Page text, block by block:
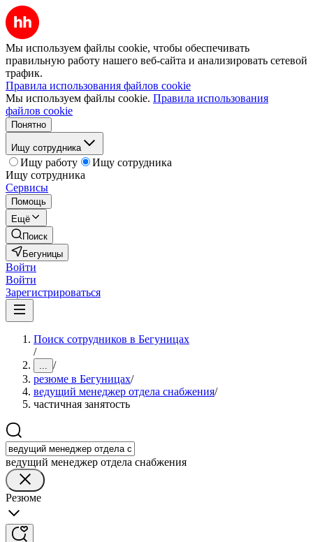
Мы используем файлы cookie, чтобы обеспечивать
правильную работу нашего веб-сайта и анализировать сетевой
трафик.
Правила использования файлов cookie
Мы используем файлы cookie. Правила использования
файлов cookie
Понятно
Ищу сотрудника
Ищу работу
Ищу сотрудника
Ищу сотрудника
Сервисы
Помощь
Ещё
Поиск
Бегуницы
Войти
Войти
Зарегистрироваться
Поиск сотрудников в Бегуницах
/
... /
резюме в Бегуницах/
ведущий менеджер отдела снабжения/
частичная занятость
ведущий менеджер отдела снабжения
Резюме